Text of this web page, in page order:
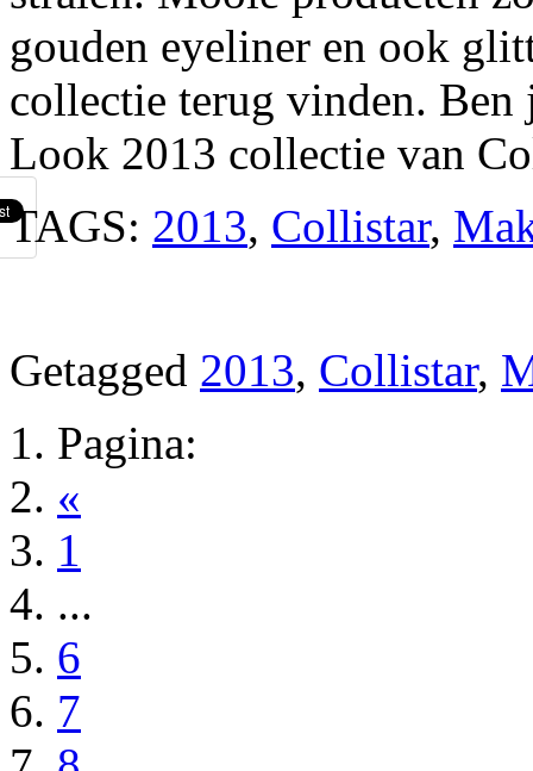
gouden eyeliner en ook
collectie terug vinden. Ben
Look 2013 collectie van
TAGS: 2013, Collistar,
Getagged 2013, Collistar,
Pagina:
«
1
...
6
7